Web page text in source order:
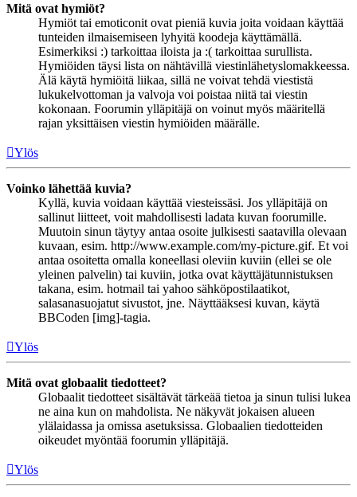
Mitä ovat hymiöt?
Hymiöt tai emoticonit ovat pieniä kuvia joita voidaan käyttää
tunteiden ilmaisemiseen lyhyitä koodeja käyttämällä.
Esimerkiksi :) tarkoittaa iloista ja :( tarkoittaa surullista.
Hymiöiden täysi lista on nähtävillä viestinlähetyslomakkeessa.
Älä käytä hymiöitä liikaa, sillä ne voivat tehdä viestistä
lukukelvottoman ja valvoja voi poistaa niitä tai viestin
kokonaan. Foorumin ylläpitäjä on voinut myös määritellä
rajan yksittäisen viestin hymiöiden määrälle.
Ylös
Voinko lähettää kuvia?
Kyllä, kuvia voidaan käyttää viesteissäsi. Jos ylläpitäjä on
sallinut liitteet, voit mahdollisesti ladata kuvan foorumille.
Muutoin sinun täytyy antaa osoite julkisesti saatavilla olevaan
kuvaan, esim. http://www.example.com/my-picture.gif. Et voi
antaa osoitetta omalla koneellasi oleviin kuviin (ellei se ole
yleinen palvelin) tai kuviin, jotka ovat käyttäjätunnistuksen
takana, esim. hotmail tai yahoo sähköpostilaatikot,
salasanasuojatut sivustot, jne. Näyttääksesi kuvan, käytä
BBCoden [img]-tagia.
Ylös
Mitä ovat globaalit tiedotteet?
Globaalit tiedotteet sisältävät tärkeää tietoa ja sinun tulisi lukea
ne aina kun on mahdolista. Ne näkyvät jokaisen alueen
ylälaidassa ja omissa asetuksissa. Globaalien tiedotteiden
oikeudet myöntää foorumin ylläpitäjä.
Ylös